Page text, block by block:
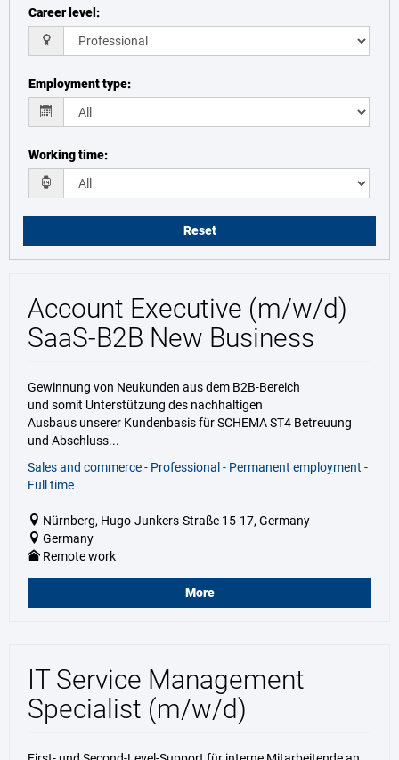
Career level:
Employment type:
Working time:
Reset
Account Executive (m/w/d)
SaaS-B2B New Business
Gewinnung von Neukunden aus dem B2B-Bereich
und somit Unterstützung des nachhaltigen
Ausbaus unserer Kundenbasis für SCHEMA ST4 Betreuung
und Abschluss...
Sales and commerce - Professional - Permanent employment -
Full time
Nürnberg, Hugo-Junkers-Straße 15-17, Germany
Germany
Remote work
More
IT Service Management
Specialist (m/w/d)